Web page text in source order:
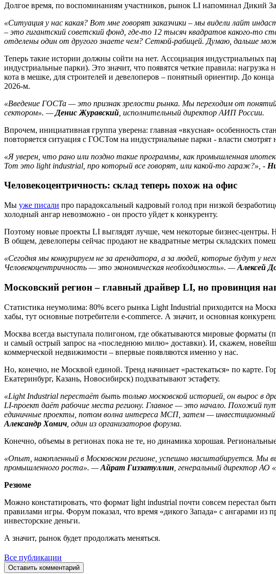
Долгое время, по воспоминаниям участников, рынок LI напоминал Дикий
«Ситуация у нас какая? Вот мне говорятзаказчики – мы видели лайт
– это гигантский советский фонд, где-то 12 тысяч квадратов какого-то
отделены один от другогознаете чем? Сеткой-рабицей. Думаю, дальше
Теперь такие истории должны сойти на нет. Ассоциация
индустриальные парки). Это значит, что появятся четкие правила:
кота в мешке, для строителей и девелоперов – понятный ориентир. До
2026-м.
«Введение ГОСТа —это признакзрелости рынка. Мы переходим от
сектором». — Денис Журавский исполнительный директор АИП России.
Впрочем, инициативная группа уверена: главная «вкусная» особенность
повторяется ситуация с ГОСТом на индустриальные парки - власти
«Я уверен, что рано или поздно такие программы, какпромышленная
Тот это light industrial, про который все говорят, или какой-то гараж?», -
Человекоцентричность: склад теперь похож на офис
Мы уже писали про парадоксальный кадровый голод при низкой
холодный ангар невозможно - он просто уйдет к конкуренту.
Поэтому новые проекты LI выглядят лучше, чем некоторые бизнес-центры.
В общем, девелоперы сейчас продают не квадратные метры складских
«Сегодня мы конкурируем неза арендатора, аза людей, которые будут у
Человекоцентричность —это экономическая необходимость». —Алексей
Московский регион – главный драйвер LI, но провинция
Статистика неумолима: 80% всего рынка Light Industrial приходится на
хабы, тут основные потребители e-commerce. А значит, и основная
Москва всегда выступала полигоном, где обкатываются мировые форматы
и самый острый запрос на «последнюю милю» доставки). И, скажем,
коммерческой недвижимости – впервые появляются именно у нас.
Но, конечно, не Москвой единой. Тренд начинает «растекаться» по карте.
Екатеринбург, Казань, Новосибирск) подхватывают эстафету.
«Light Industrial перестаёт быть только московской историей, он вырос в
LI‑проект даёт рабочие места региону. Главное —это начало. Похожий
единичные проекты, потом волна интереса МСП,затем —инвестиционный
Александр Хомич один из организаторов форума.
Конечно, объемы в регионах пока не те, но динамика хорошая.
«Опыт, накопленный в Московском регионе, успешно масштабируется. Мы
промышленного роста». —Айрат Гиззатуллин генеральный директор АО
Резюме
Можно констатировать, что формат light industrial почти совсем перестал
правилами игры. Форум показал, что время «дикого Запада» с ангарами из
инвесторские деньги.
А значит, рынок будет продолжать меняться.
Все публикации
Оставить комментарий